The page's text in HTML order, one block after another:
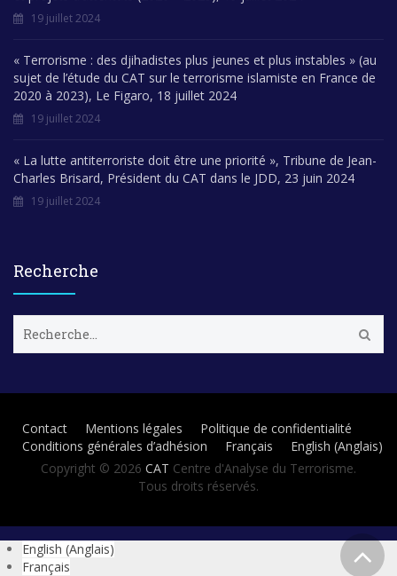
19 juillet 2024
« Terrorisme : des djihadistes plus jeunes et plus instables » (au
sujet de l’étude du CAT sur le terrorisme islamiste en France de
2020 à 2023), Le Figaro, 18 juillet 2024
19 juillet 2024
« La lutte antiterroriste doit être une priorité », Tribune de Jean-
Charles Brisard, Président du CAT dans le JDD, 23 juin 2024
19 juillet 2024
Recherche
c
e
Contact Mentions légales
Politique de confidentialité
Conditions générales d’adhésion
Français English (Anglais)
Copyright © 2026 CAT Centre d'Analyse du Terrorisme.
Tous droits réservés.
English (Anglais)
Français